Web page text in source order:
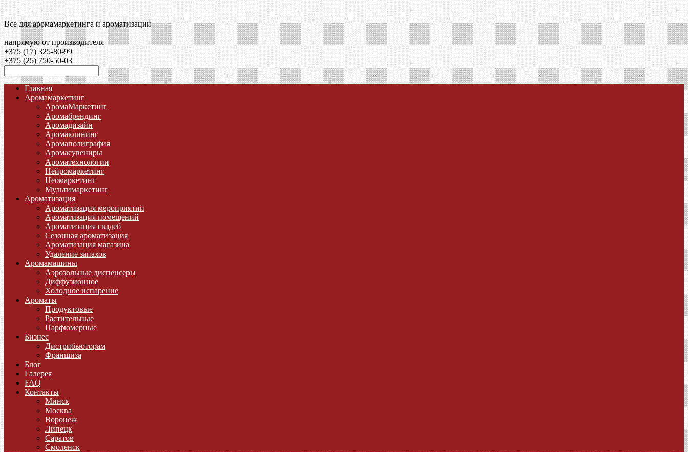
Все для аромамаркетинга и ароматизации
напрямую от производителя
+375 (17)325-80-99
+375 (25)750-50-03
Главная
Аромамаркетинг
АромаМаркетинг
Аромабрендинг
Аромадизайн
Аромаклининг
Аромаполиграфия
Аромасувениры
Ароматехнологии
Нейромаркетинг
Неомаркетинг
Мультимаркетинг
Ароматизация
Ароматизация мероприятий
Ароматизация помещений
Ароматизация свадеб
Сезонная ароматизация
Ароматизация магазина
Удаление запахов
Аромамашины
Аэрозольные диспенсеры
Диффузионное
Холодное испарение
Ароматы
Продуктовые
Растительные
Парфюмерные
Бизнес
Дистрибьюторам
Франшиза
Блог
Галерея
FAQ
Контакты
Минск
Москва
Воронеж
Липецк
Саратов
Смоленск